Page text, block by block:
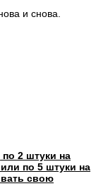
и снова.
2 штуки на
по 5 штуки на
свою